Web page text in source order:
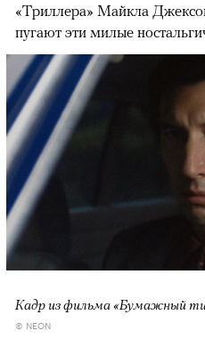
«Триллера» Майкла
пугают эти милые
Кадр из фильма «Бумажный
© NEON